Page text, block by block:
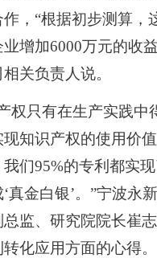
，“根据初步测算，
增加6000万元的收
关负责人说。
权只有在生产实践中
现知识产权的使用价
们95%的专利都实
真金白银’。”宁波永
监、研究院院长崔
化应用方面的心得。